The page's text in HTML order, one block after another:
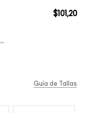
$101 ,20
Guía de Tallas